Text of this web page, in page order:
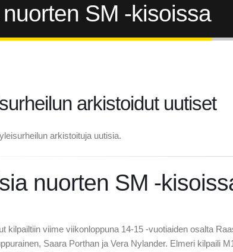
SM -kisoissa
arkistoidut uutiset
arkistoituja uutisia.
nuorten SM -
kilpailtiin viime viikonloppuna 14-15 -vuotiaiden osalta
Saara Porthan ja Vera Nylander. Elmeri kilpaili